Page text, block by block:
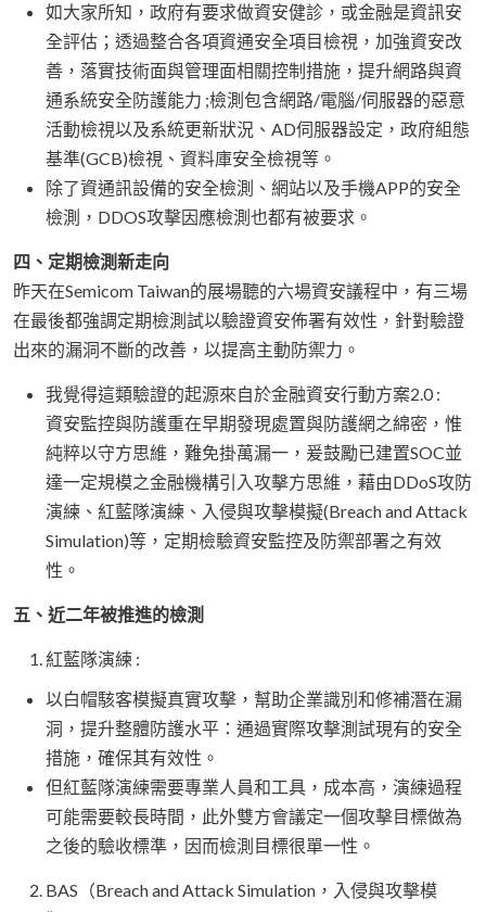
如大家所知，政府有要求做資安健診，或金融是資訊安
全評估；透過整合各項資通安全項目檢視，加強資安改
善，落實技術面與管理面相關控制措施，提升網路與資
通系統安全防護能力 ;檢測包含網路/電腦/伺服器的惡意
活動檢視以及系統更新狀況、AD伺服器設定，政府組態
基準(GCB)檢視、資料庫安全檢視等。
除了資通訊設備的安全檢測、網站以及手機APP的安全
檢測，DDOS攻擊因應檢測也都有被要求。
四、定期檢測新走向
昨天在Semicom Taiwan的展場聽的六場資安議程中，有三場
在最後都強調定期檢測試以驗證資安佈署有效性，針對驗證
出來的漏洞不斷的改善，以提高主動防禦力。
我覺得這類驗證的起源來自於金融資安行動方案2.0 :
資安監控與防護重在早期發現處置與防護網之綿密，惟
純粹以守方思維，難免掛萬漏一，爰鼓勵已建置SOC並
達一定規模之金融機構引入攻擊方思維，藉由DDoS攻防
演練、紅藍隊演練、入侵與攻擊模擬(Breach and Attack
Simulation)等，定期檢驗資安監控及防禦部署之有效
性。
五、近二年被推進的檢測
紅藍隊演練 :
以白帽駭客模擬真實攻擊，幫助企業識別和修補潛在漏
洞，提升整體防護水平：通過實際攻擊測試現有的安全
措施，確保其有效性。
但紅藍隊演練需要專業人員和工具，成本高，演練過程
可能需要較長時間，此外雙方會議定一個攻擊目標做為
之後的驗收標準，因而檢測目標很單一性。
BAS（Breach and Attack Simulation，入侵與攻擊模